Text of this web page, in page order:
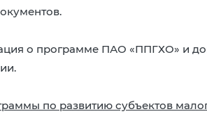
о программе ПАО «ППГХО» и
по развитию субъектов